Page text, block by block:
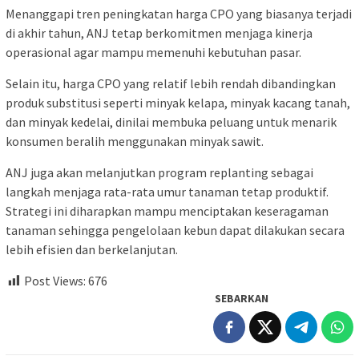
Menanggapi tren peningkatan harga CPO yang biasanya terjadi
di akhir tahun, ANJ tetap berkomitmen menjaga kinerja
operasional agar mampu memenuhi kebutuhan pasar.
Selain itu, harga CPO yang relatif lebih rendah dibandingkan
produk substitusi seperti minyak kelapa, minyak kacang tanah,
dan minyak kedelai, dinilai membuka peluang untuk menarik
konsumen beralih menggunakan minyak sawit.
ANJ juga akan melanjutkan program replanting sebagai
langkah menjaga rata-rata umur tanaman tetap produktif.
Strategi ini diharapkan mampu menciptakan keseragaman
tanaman sehingga pengelolaan kebun dapat dilakukan secara
lebih efisien dan berkelanjutan.
Post Views: 676
SEBARKAN